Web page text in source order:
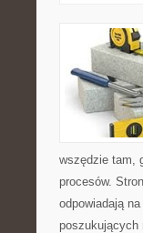
wszędzie tam,
procesów.
odpowiadają
poszukujących